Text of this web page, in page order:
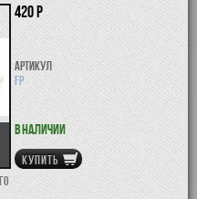
420 р
Артикул
FP
В наличии
КУПИТЬ